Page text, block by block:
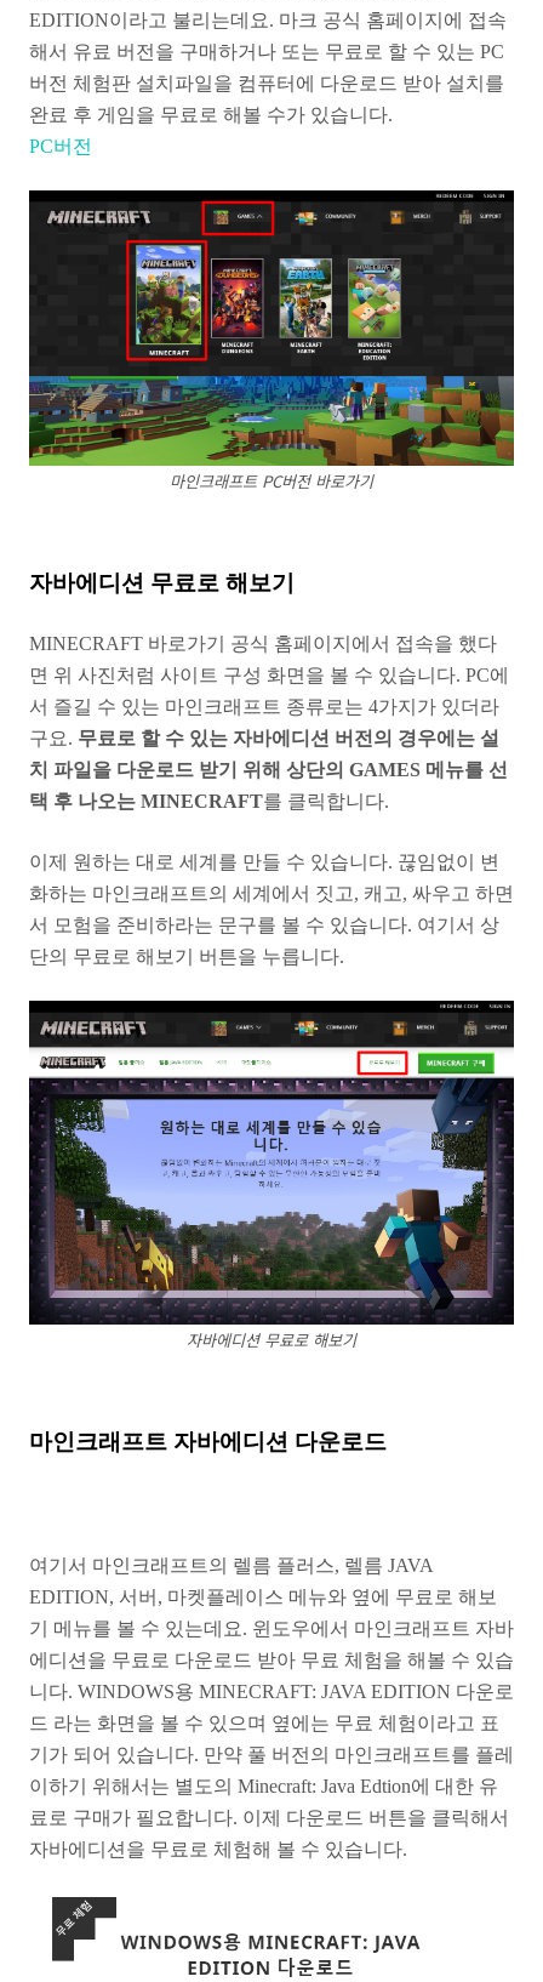
EDITION이라고 불리는데요. 마크 공식 홈페이지에 접속
해서 유료 버전을 구매하거나 또는 무료로 할 수 있는 PC
버전 체험판 설치파일을 컴퓨터에 다운로드 받아 설치를
완료 후 게임을 무료로 해볼 수가 있습니다.
PC버전
마인크래프트 PC버전 바로가기
자바에디션 무료로 해보기
MINECRAFT 바로가기 공식 홈페이지에서 접속을 했다
면 위 사진처럼 사이트 구성 화면을 볼 수 있습니다. PC에
서 즐길 수 있는 마인크래프트 종류로는 4가지가 있더라
구요. 무료로 할 수 있는 자바에디션 버전의 경우에는 설
치 파일을 다운로드 받기 위해 상단의 GAMES 메뉴를 선
택 후 나오는 MINECRAFT를 클릭합니다.
이제 원하는 대로 세계를 만들 수 있습니다. 끊임없이 변
화하는 마인크래프트의 세계에서 짓고, 캐고, 싸우고 하면
서 모험을 준비하라는 문구를 볼 수 있습니다. 여기서 상
단의 무료로 해보기 버튼을 누릅니다.
자바에디션 무료로 해보기
마인크래프트 자바에디션 다운로드
여기서 마인크래프트의 렐름 플러스, 렐름 JAVA
EDITION, 서버, 마켓플레이스 메뉴와 옆에 무료로 해보
기 메뉴를 볼 수 있는데요. 윈도우에서 마인크래프트 자바
에디션을 무료로 다운로드 받아 무료 체험을 해볼 수 있습
니다. WINDOWS용 MINECRAFT: JAVA EDITION 다운로
드 라는 화면을 볼 수 있으며 옆에는 무료 체험이라고 표
기가 되어 있습니다. 만약 풀 버전의 마인크래프트를 플레
이하기 위해서는 별도의 Minecraft: Java Edtion에 대한 유
료로 구매가 필요합니다. 이제 다운로드 버튼을 클릭해서
자바에디션을 무료로 체험해 볼 수 있습니다.